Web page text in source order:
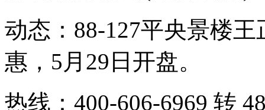
动态：88-127平央景楼
惠，5月29日开盘。
热线：400-606-6969 转